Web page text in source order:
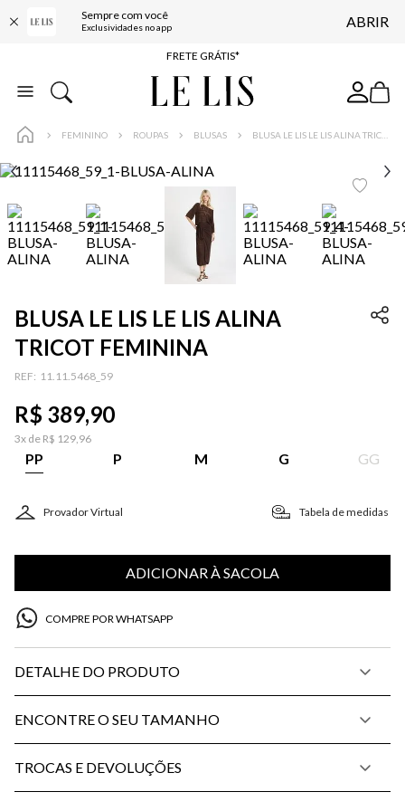
Sempre com você
Exclusividades no app ABRIR
ENTREGA EXPRESSA*
FRETE GRÁTIS*
BAIXE O APP
FEMININO ROUPAS BLUSAS
BLUSA LE LIS LE LIS ALINA
TRICOT FEMININA
: 11.11.5468_59
R$ 389,90
3x de R$ 129,96
PP P M G GG
Provador Virtual Tabela de medidas
ADICIONAR À SACOLA
COMPRE POR WHATSAPP
DETALHE DO PRODUTO
ENCONTRE O SEU TAMANHO
TROCAS E DEVOLUÇÕES